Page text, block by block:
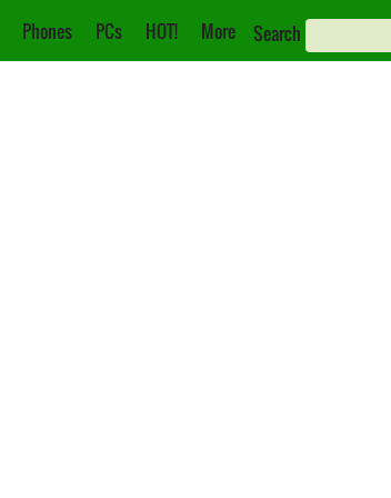
Phones PCs HOT! More Search